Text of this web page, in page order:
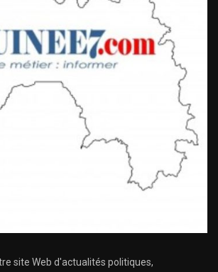
site Web d'actualités politiques,